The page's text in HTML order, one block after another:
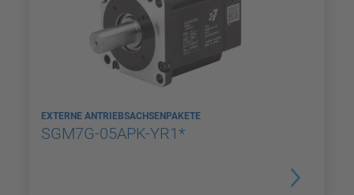
EXTERNE ANTRIEBSACHSENPAKETE
SGM7G-05APK-YR1*